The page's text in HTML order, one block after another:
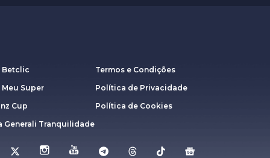
Betclic
Meu Super
Cup
Generali Tranquilidade
Termos e Condições
Política de Privacidade
Política de Cookies